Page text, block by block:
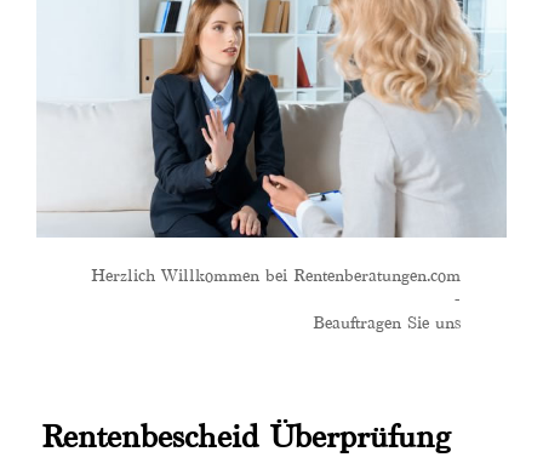
Herzlich Willkommen bei Rentenberatungen.com
-
Beauftragen Sie uns
Rentenbescheid Überprüfung